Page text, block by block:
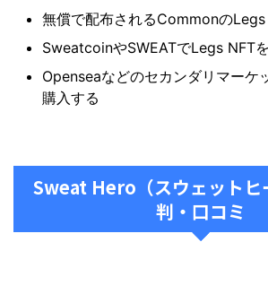
無償で配布されるCommonの
SweatcoinやSWEATでLegs NFT
Openseaなどのセカンダリマーケ
購入する
Sweat Hero（スウェットヒ
判・口コミ